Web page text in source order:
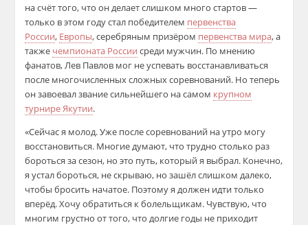
на счёт того, что он делает слишком много стартов —
только в этом году стал победителем первенства
России, Европы, серебряным призёром первенства мира, а
также чемпионата России среди мужчин. По мнению
фанатов, Лев Павлов мог не успевать восстанавливаться
после многочисленных сложных соревнований. Но теперь
он завоевал звание сильнейшего на самом крупном
турнире Якутии.
«Сейчас я молод. Уже после соревнований на утро могу
восстановиться. Многие думают, что трудно столько раз
бороться за сезон, но это путь, который я выбрал. Конечно,
я устал бороться, не скрываю, но зашёл слишком далеко,
чтобы бросить начатое. Поэтому я должен идти только
вперёд. Хочу обратиться к болельщикам. Чувствую, что
многим грустно от того, что долгие годы не приходит